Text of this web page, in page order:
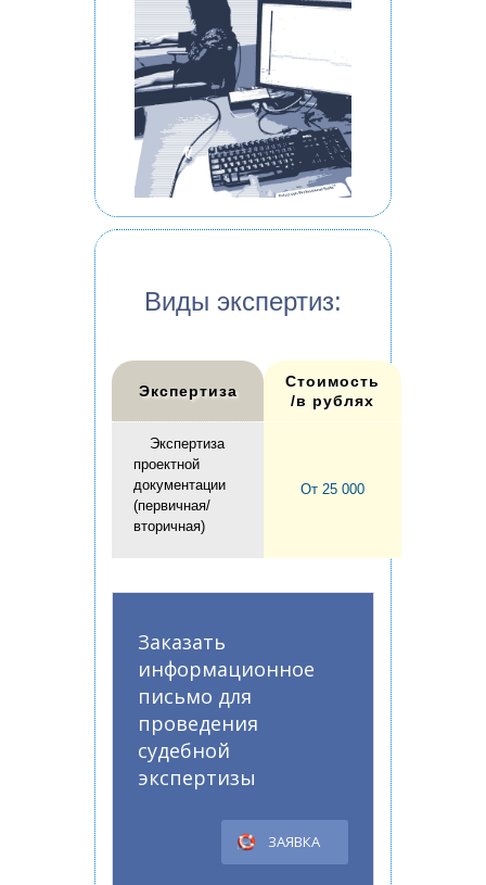
на
Виды экспертиз:
Экспертиза
Стоимость
/в рублях
Экспертиза
проектной
документации
(первичная/
вторичная)
От 25 000
Заказать
информационное
письмо для
проведения
судебной
экспертизы
ЗАЯВКА